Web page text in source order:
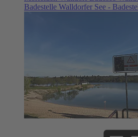
Badestelle Walldorfer See -